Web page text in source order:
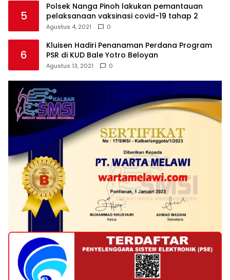
5
Polsek Nanga Pinoh lakukan pemantauan
pelaksanaan vaksinasi covid-19 tahap 2
Agustus 4, 2021 0
6
Kluisen Hadiri Penanaman Perdana Program
PSR di KUD Bale Yotro Beloyan
Agustus 13, 2021 0